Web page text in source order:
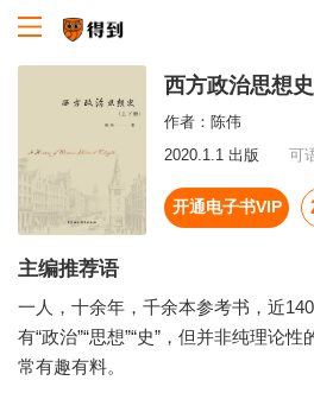
西方政治思想史
作者： 陈伟
2020.1.1 出版
可
开通电子书VIP
主编推荐语
一人，十余年，千余本参考书，近
有“政治”“思想”“史”，但并非纯理论
常有趣有料。